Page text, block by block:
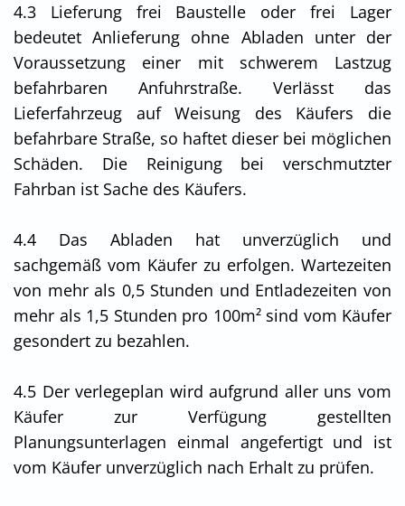
4.3 Lieferung frei Baustelle oder frei Lager
bedeutet Anlieferung ohne Abladen unter der
Voraussetzung einer mit schwerem Lastzug
befahrbaren Anfuhrstraße. Verlässt das
Lieferfahrzeug auf Weisung des Käufers die
befahrbare Straße, so haftet dieser bei möglichen
Schäden. Die Reinigung bei verschmutzter
Fahrban ist Sache des Käufers.
4.4 Das Abladen hat unverzüglich und
sachgemäß vom Käufer zu erfolgen. Wartezeiten
von mehr als 0,5 Stunden und Entladezeiten von
mehr als 1,5 Stunden pro 100m² sind vom Käufer
gesondert zu bezahlen.
4.5 Der verlegeplan wird aufgrund aller uns vom
Käufer zur Verfügung gestellten
Planungsunterlagen einmal angefertigt und ist
vom Käufer unverzüglich nach Erhalt zu prüfen.